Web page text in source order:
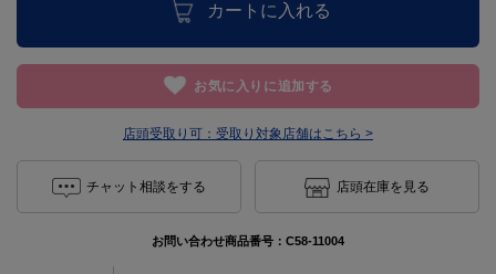
カートに入れる
お気に入りに追加する
店頭受取り可： 受取り対象店舗はこちら >
チャット相談をする 店頭在庫を見る
お問い合わせ商品番号： C58-11004